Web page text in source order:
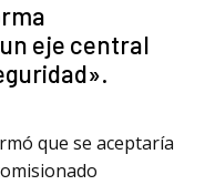
eje central
que se aceptaría